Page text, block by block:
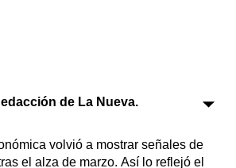
de La Nueva.
volvió a mostrar señales de
el alza de marzo. Así lo reflejó el